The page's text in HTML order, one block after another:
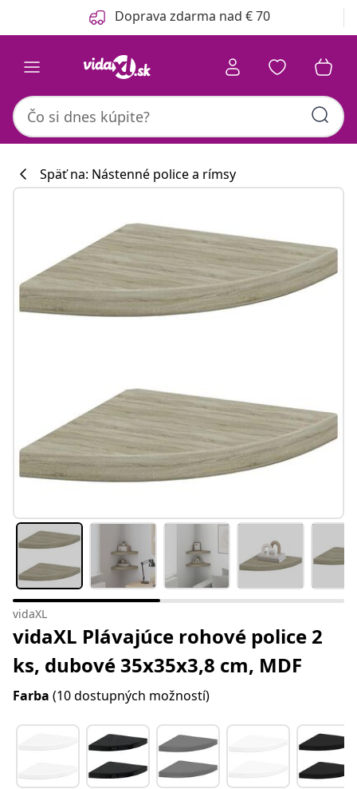
Predchádzajúce Doprava zdarma nad € 70
Späť na: Nástenné police a rímsy
vidaXL
vidaXL Plávajúce rohové police 2
ks, dubové 35x35x3,8 cm, MDF
Farba (10 dostupných možností)